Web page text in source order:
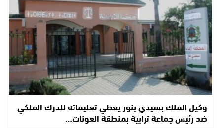
وكيل الملك بسيدي بنور يعطي تعليماته للدرك الملكي
ضد رئيس جماعة ترابية بمنطقة العونات…